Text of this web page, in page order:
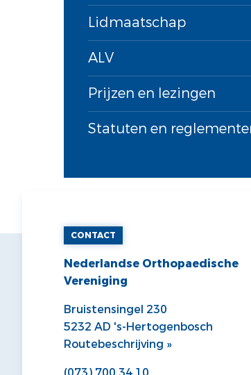
Lidmaatschap
ALV
Prijzen en lezingen
Statuten en
CONTACT
Nederlandse Orthopaedische
Vereniging
Bruistensingel 230
5232 AD 's-Hertogenbosch
Routebeschrijving »